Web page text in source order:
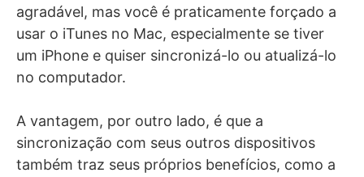
agradável, mas você é praticamente forçado a
usar o iTunes no Mac, especialmente se tiver
um iPhone e quiser sincronizá-lo ou atualizá-lo
no computador.
A vantagem, por outro lado, é que a
sincronização com seus outros dispositivos
também traz seus próprios benefícios, como a